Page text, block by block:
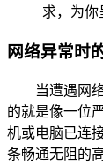
求，为你
网络异常时
当遭遇网
的就是像一位
机或电脑已连
条畅通无阻的